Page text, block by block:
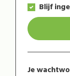
Blijf
Je